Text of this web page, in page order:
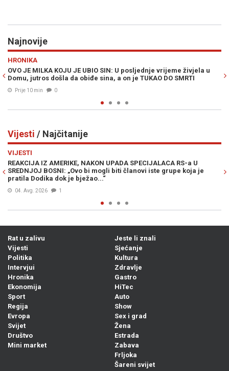
Najnovije
živjela u
SMRTI
"POŠTENIJE OD TOGA NE MOŽE": Vučić najavio
Vijesti / Najčitanije
RS-a U
koja je
MUK U MOSTARU: Članica Predsjedništva Bosne i
Željka Cvijanović vojno-redarstvenu akciju „Oluja“
„zločinačkom“, očekuje se reakcija iz Zagreba...
Rat u zalivu
Vijesti
Politika
Intervjui
Hronika
Ekonomija
Sport
Regija
Evropa
Svijet
Društvo
Mini market
Jeste li znali
Sjećanje
Kultura
Zdravlje
Gastro
HiTec
Auto
Show
Sex i grad
Žena
Estrada
Zabava
Frljoka
Šareni svijet